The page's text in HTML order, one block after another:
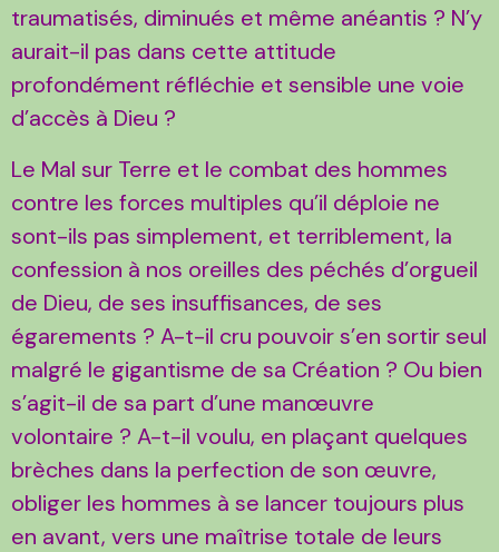
traumatisés, diminués et même anéantis ? N’y
aurait-il pas dans cette attitude
profondément réfléchie et sensible une voie
d’accès à Dieu ?
Le Mal sur Terre et le combat des hommes
contre les forces multiples qu’il déploie ne
sont-ils pas simplement, et terriblement, la
confession à nos oreilles des péchés d’orgueil
de Dieu, de ses insuffisances, de ses
égarements ? A-t-il cru pouvoir s’en sortir seul
malgré le gigantisme de sa Création ? Ou bien
s’agit-il de sa part d’une manœuvre
volontaire ? A-t-il voulu, en plaçant quelques
brèches dans la perfection de son œuvre,
obliger les hommes à se lancer toujours plus
en avant, vers une maîtrise totale de leurs